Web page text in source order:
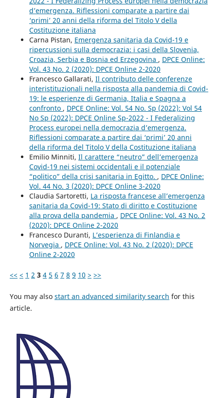
d’emergenza. Riflessioni comparate a partire dai
‘primi’ 20 anni della riforma del Titolo V della
Costituzione italiana
Carna Pistan, Emergenza sanitaria da Covid-19 e
ripercussioni sulla democrazia: i casi della Slovenia,
Croazia, Serbia e Bosnia ed Erzegovina , DPCE Online:
Vol. 43 No. 2 (2020): DPCE Online 2-2020
Francesco Gallarati, Il contributo delle conferenze
interistituzionali nella risposta alla pandemia di Covid-
19: le esperienze di Germania, Italia e Spagna a
confronto , DPCE Online: Vol. 54 No. Sp (2022): Vol 54
No Sp (2022): DPCE Online Sp-2022 - I Federalizing
Process europei nella democrazia d’emergenza.
Riflessioni comparate a partire dai ‘primi’ 20 anni
della riforma del Titolo V della Costituzione italiana
Emilio Minniti, Il carattere “neutro” dell’emergenza
Covid-19 nei sistemi occidentali e il potenziale
“politico” della crisi sanitaria in Egitto. , DPCE Online:
Vol. 44 No. 3 (2020): DPCE Online 3-2020
Claudia Sartoretti, La risposta francese all’emergenza
sanitaria da Covid-19: Stato di diritto e Costituzione
alla prova della pandemia , DPCE Online: Vol. 43 No. 2
(2020): DPCE Online 2-2020
Francesco Duranti, L’esperienza di Finlandia e
Norvegia , DPCE Online: Vol. 43 No. 2 (2020): DPCE
Online 2-2020
<< < 1 2 3 4 5 6 7 8 9 10 > >>
You may also start an advanced similarity search for this
article.